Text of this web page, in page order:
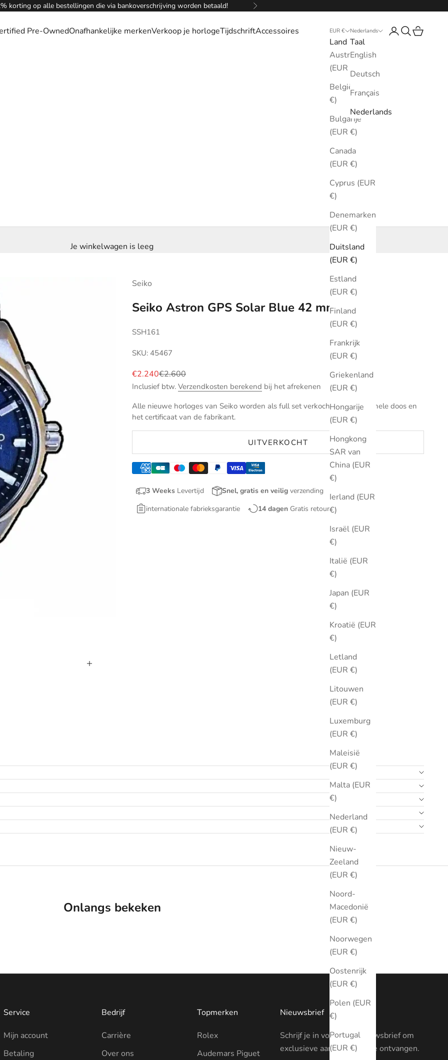
korting op alle bestellingen die via bankoverschrijving worden betaald! Volgende
Pre-OwnedOnafhankelijke merkenVerkoop je horlogeTijdschriftAccessoires EUR €
Land
Australië
(EUR €)
België (EUR
€)
Bulgarije
(EUR €)
Canada
(EUR €)
Cyprus (EUR
€)
Denemarken
(EUR €)
Duitsland
(EUR €)
Estland
(EUR €)
Finland
(EUR €)
Frankrijk
(EUR €)
Griekenland
(EUR €)
Hongarije
(EUR €)
Hongkong
SAR van
China (EUR
€)
Ierland (EUR
€)
Israël (EUR
€)
Italië (EUR
€)
Japan (EUR
€)
Kroatië (EUR
€)
Letland
(EUR €)
Litouwen
(EUR €)
Luxemburg
(EUR €)
Maleisië
(EUR €)
Malta (EUR
€)
Nederland
(EUR €)
Nieuw-
Zeeland
(EUR €)
Noord-
Macedonië
(EUR €)
Noorwegen
(EUR €)
Oostenrijk
(EUR €)
Polen (EUR
€)
Portugal
(EUR €)
Nederlands
Taal
English
Deutsch
Français
Nederlands
Inloggen
Zoeken
Je winkelwagen is leeg
Seiko
Seiko Astron GPS Solar Blue 42 mm
SSH161
SKU: 45467
Aanbiedingsprijs
€2.240Normale prijs
€2.600
Inclusief btw. Verzendkosten berekend bij het afrekenen
Alle nieuwe horloges van Seiko worden als full set verkocht met de originele doos en
het certificaat van de fabrikant.
UITVERKOCHT
3 Weeks Levertijd Snel, gratis en veilig verzending
internationale fabrieksgarantie
14 dagen Gratis retourneren
Onlangs bekeken
Service
Mijn account
Betaling
Bedrijf
Carrière
Over ons
Topmerken
Rolex
Audemars Piguet
Nieuwsbrief
Schrijf je in voor onze nieuwsbrief om
exclusieve aanbiedingen te ontvangen.